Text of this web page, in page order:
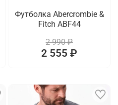
Футболка Abercrombie &
Fitch ABF44
2 990 ₽
2 555 ₽